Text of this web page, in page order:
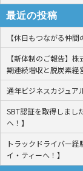
最近の投稿
【休日もつながる仲
【新体制のご報告】
期連続増収と脱炭素経
通年ビジネスカジュア
SBT認証を取得しまし
へ！】
トラックドライバー
イ・ティーへ！】